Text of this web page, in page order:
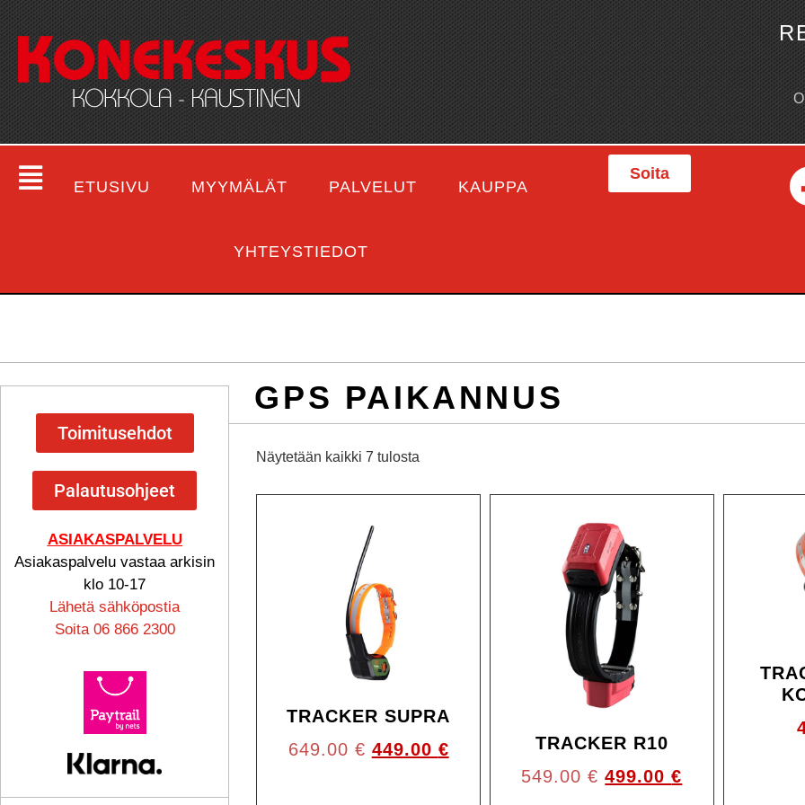
ETUSIVU MYYMÄLÄT PALVELUT KAUPPA
YHTEYSTIEDOT
Soita
Toimitusehdot
Palautusohjeet
ASIAKASPALVELU
Asiakaspalvelu vastaa arkisin
klo 10-17
Lähetä sähköpostia
Soita 06 866 2300
GPS PAIKANNUS
Näytetään kaikki 7 tulosta
TRACKER SUPRA
649.00 € 449.00 €
TRACKER R10
549.00€ 499.00€